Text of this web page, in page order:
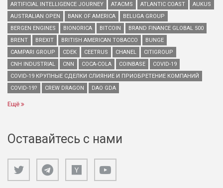
ARTIFICIAL INTELLIGENCE JOURNEY
ATACMS ATLANTIC COAST
AUKUS
AUSTRALIAN OPEN
BANK OF AMERICA
BELUGA GROUP
BERGEN ENGINES
BIONORICA BITCOIN
BRAND FINANCE GLOBAL 500
BRENT
BREXIT BRITISH AMERICAN TOBACCO
BUNGE
CAMPARI GROUP
CDEK CEETRUS CHANEL
CITIGROUP
CNH INDUSTRIAL
CNN COCA-COLA COINBASE
COVID-19
COVID-19 КРУПНЫЕ СДЕЛКИ СЛИЯНИЕ И ПРИОБРЕТЕНИЕ КОМПАНИЙ
COVID-19?
CREW DRAGON DAO GDA
Ещё
Оставайтесь с нами